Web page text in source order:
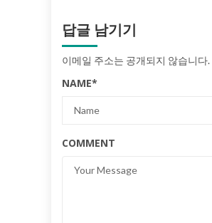
답글 남기기
이메일 주소는 공개되지 않습니다.
NAME*
COMMENT